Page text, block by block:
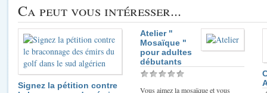
Ca peut vous intéresser...
Signez la pétition contre
Atelier "
Mosaïque "
pour adultes
débutants
Vous aimez la mosaïque et vous